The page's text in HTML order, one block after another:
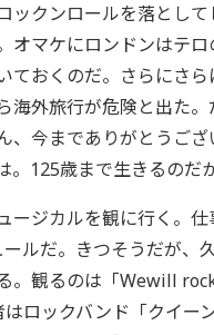
ックンロールを落とし
オマケにロンドンはテロ
ておくのだ。さらにさら
海外旅行が危険と出た。
、今までありがとうござ
。125歳まで生きるのだ
ージカルを観に行く。仕
ルだ。きつそうだが、
。観るのは「Wewill
はロックバンド「クイー